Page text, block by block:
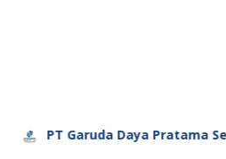
PT Garuda Daya Pratama Sejahtera